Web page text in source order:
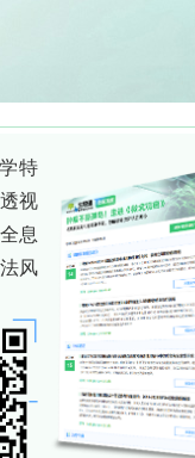
氨基修饰互补链
杂交以调控
增；利用长链
被残留AuNPs
以加标回收法验
Cas12a，
留AuNPs，
，适配体与Pb 2+